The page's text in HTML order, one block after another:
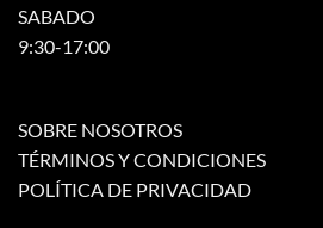
SABADO
9:30-17:00
SOBRE NOSOTROS
TÉRMINOS Y CONDICIONES
POLÍTICA DE PRIVACIDAD